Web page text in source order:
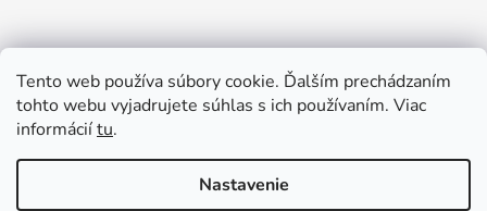
Tento web používa súbory cookie. Ďalším prechádzaním
tohto webu vyjadrujete súhlas s ich používaním. Viac
informáciítu.
Nastavenie